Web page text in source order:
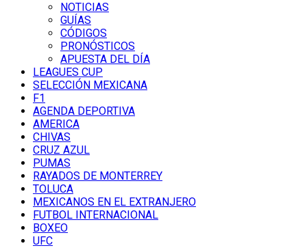
NOTICIAS
GUÍAS
CÓDIGOS
PRONÓSTICOS
APUESTA DEL DÍA
LEAGUES CUP
SELECCIÓN MEXICANA
F1
AGENDA DEPORTIVA
AMERICA
CHIVAS
CRUZ AZUL
PUMAS
RAYADOS DE MONTERREY
TOLUCA
MEXICANOS EN EL EXTRANJERO
FUTBOL INTERNACIONAL
BOXEO
UFC